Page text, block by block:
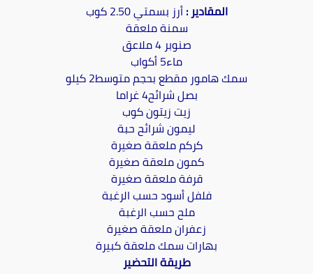
المقادير :أرز بسمتي 2.50 كوب
سمنة ملعقة
صنوبر 4 ملاعق
ماء5 أكواب
سمك هامور مقطع بحجم متوسط2 كيلو
بصل شرائح4 غراما
زيت زيتون كوب
ليمون شرائح حبة
كركم ملعقة صغيرة
كمون ملعقة صغيرة
قرفة ملعقة صغيرة
فلفل أسود حسب الرغبة
ملح حسب الرغبة
زعفران ملعقة صغيرة
بهارات سمك ملعقة كبيرة
طريقة التحضير